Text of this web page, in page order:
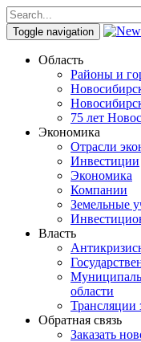
Toggle navigation
Область
Районы и
75 лет
Экономика
Отрасли
Инвестиции
Экономика
Компании
Земельные
Власть
области
Трансляции
Обратная связь
Заказать